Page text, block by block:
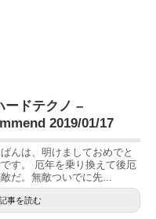
ードテクノ –
2019/01/17
んは、明けましておめでと
す。 厄年を乗り換えて後厄
だ。無敵ついでに先...
事を読む